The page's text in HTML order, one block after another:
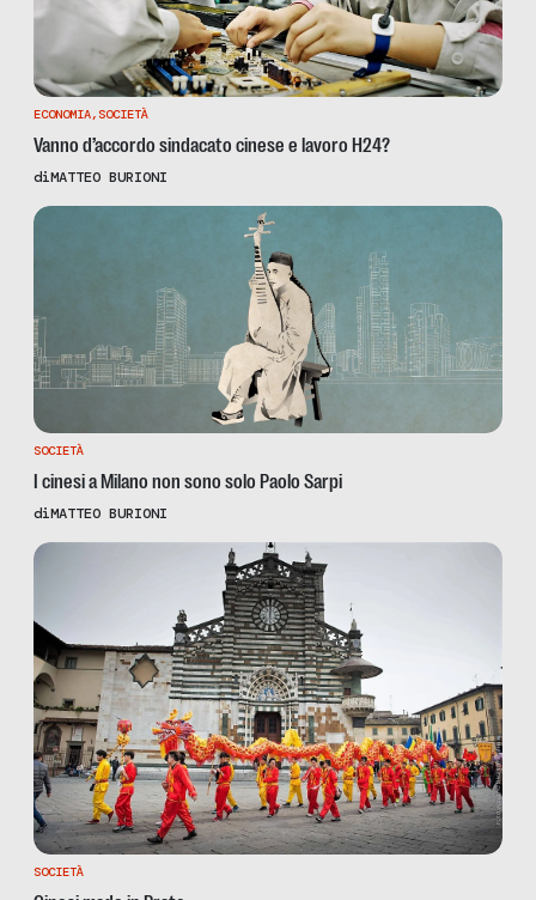
ECONOMIA, SOCIETÀ
Vanno d’accordo sindacato cinese e lavoro H24?
diMATTEO BURIONI
SOCIETÀ
I cinesi a Milano non sono solo Paolo Sarpi
diMATTEO BURIONI
SOCIETÀ